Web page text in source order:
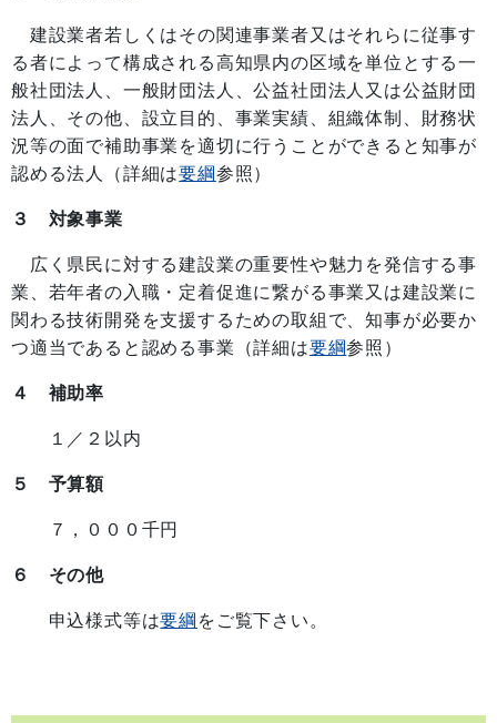
建設業者若しくはその関連事業者又はそれらに従事す
る者によって構成される高知県内の区域を単位とする一
般社団法人、一般財団法人、公益社団法人又は公益財団
法人、その他、設立目的、事業実績、組織体制、財務状
況等の面で補助事業を適切に行うことができると知事が
認める法人（詳細は要綱参照）
３ 対象事業
広く県民に対する建設業の重要性や魅力を発信する事
業、若年者の入職・定着促進に繋がる事業又は建設業に
関わる技術開発を支援するための取組で、知事が必要か
つ適当であると認める事業（詳細は要綱参照）
４ 補助率
１／２以内
５ 予算額
７，０００千円
６ その他
申込様式等は要綱 をご覧下さい。